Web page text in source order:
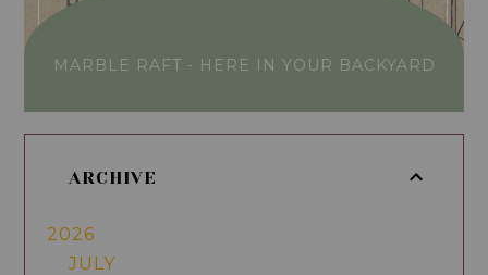
MARBLE RAFT - HERE IN YOUR BACKYARD
ARCHIVE
2026
JULY